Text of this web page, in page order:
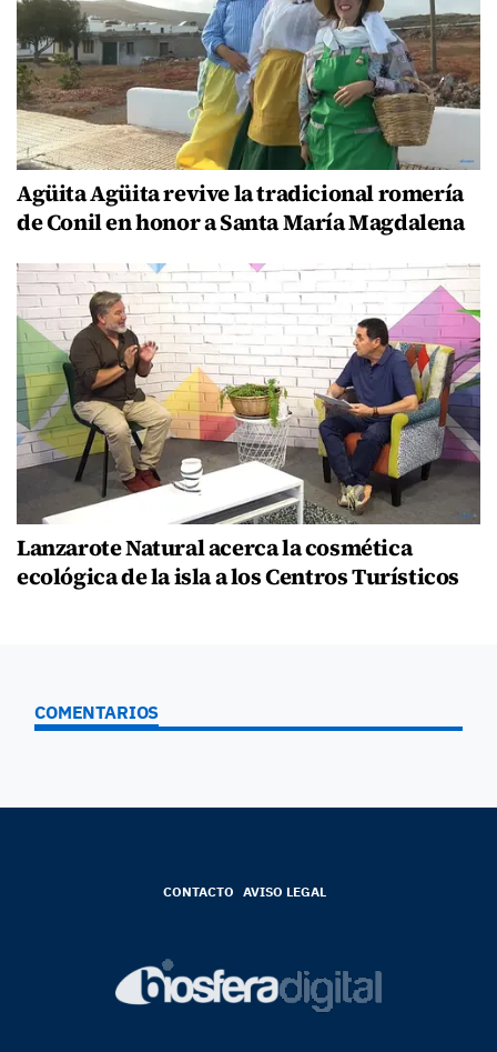
Agüita Agüita revive la tradicional romería
de Conil en honor a Santa María Magdalena
Lanzarote Natural acerca la cosmética
ecológica de la isla a los Centros Turísticos
COMENTARIOS
CONTACTO AVISO LEGAL